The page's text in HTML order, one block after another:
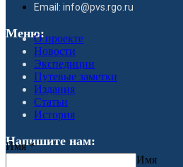
Email: info@pvs.rgo.ru
Меню:О проекте
Новости
Экспедиции
Путевые заметки
Издания
Статьи
История
Напишите нам:
Имя*
Имя